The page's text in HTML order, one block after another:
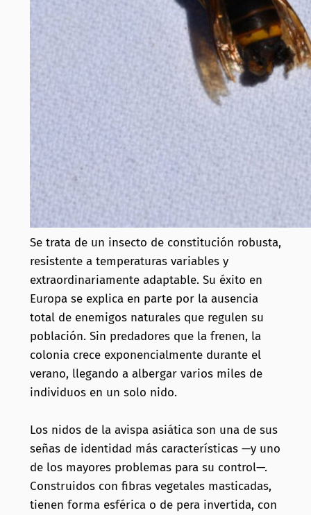
Se trata de un insecto de constitución robusta,
resistente a temperaturas variables y
extraordinariamente adaptable. Su éxito en
Europa se explica en parte por la ausencia
total de enemigos naturales que regulen su
población. Sin predadores que la frenen, la
colonia crece exponencialmente durante el
verano, llegando a albergar varios miles de
individuos en un solo nido.
Los nidos de la avispa asiática son una de sus
señas de identidad más características —y uno
de los mayores problemas para su control—.
Construidos con fibras vegetales masticadas,
tienen forma esférica o de pera invertida, con